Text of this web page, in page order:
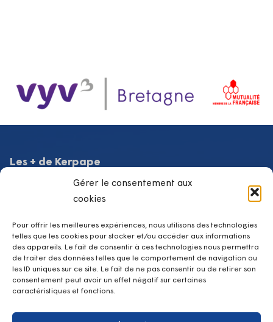
Gérer le consentement aux
cookies
Pour offrir les meilleures expériences, nous utilisons des technologies
telles que les cookies pour stocker et/ou accéder aux informations
des appareils. Le fait de consentir à ces technologies nous permettra
de traiter des données telles que le comportement de navigation ou
les ID uniques sur ce site. Le fait de ne pas consentir ou de retirer son
consentement peut avoir un effet négatif sur certaines
caractéristiques et fonctions.
Les + de Kerpape
SRISP Service de Réadaptation et d’Insertion Sociale et
Lab d’Assistances Technologiques
Club loisirs
Hospitalisation à temps partiel de jour
Hospitalisation à temps plein